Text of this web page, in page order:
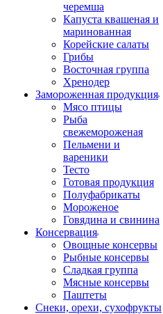
черемша
Капуста квашеная и
маринованная
Корейские салаты
Грибы
Восточная группа
Хренодер
Замороженная продукция
Мясо птицы
Рыба
свежемороженая
Пельмени и
вареники
Тесто
Готовая продукция
Полуфабрикаты
Мороженое
Говядина и свинина
Консервация
Овощные консервы
Рыбные консервы
Сладкая группа
Мясные консервы
Паштеты
Снеки, орехи, сухофрукты